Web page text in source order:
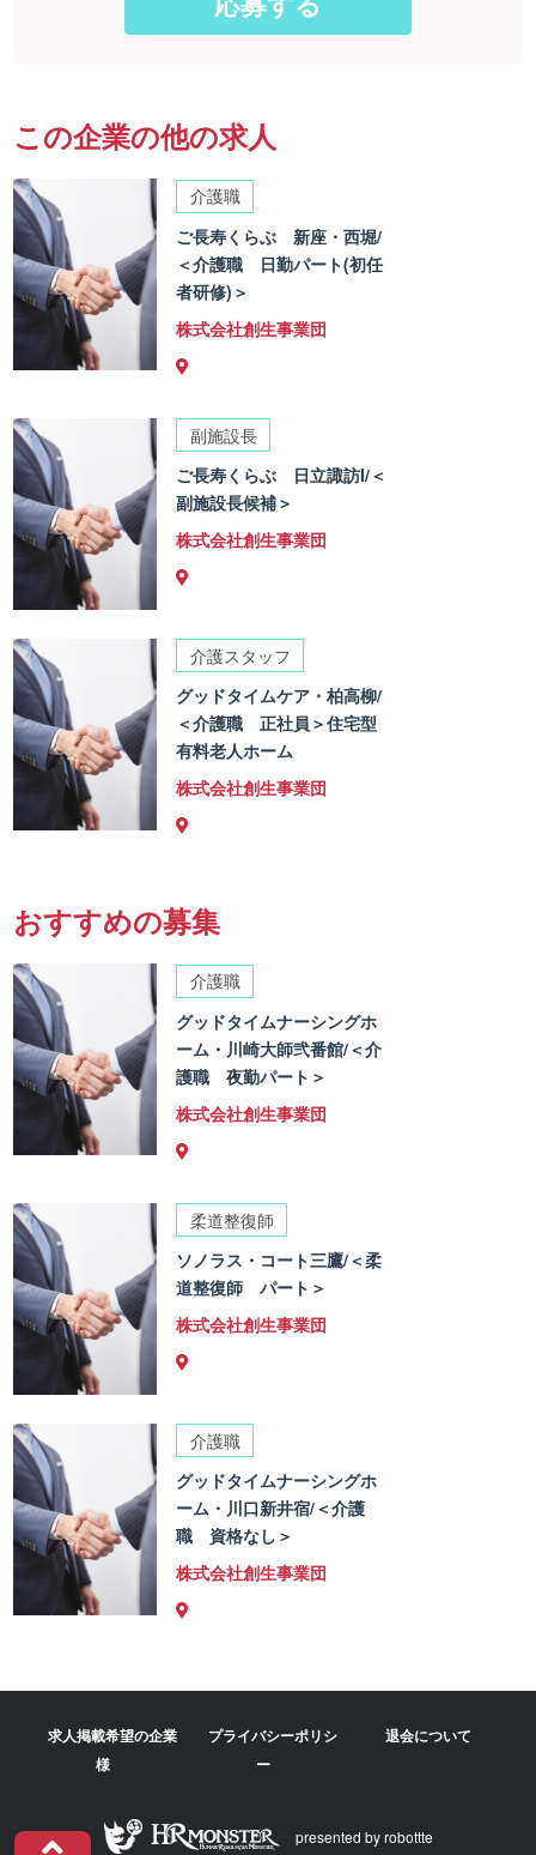
この企業の他の求人
介護職
ご長寿くらぶ 新座・西堀/
＜介護職 日勤パート(初任
者研修)＞
株式会社創生事業団
副施設長
ご長寿くらぶ 日立諏訪I/＜
副施設長候補＞
株式会社創生事業団
介護スタッフ
グッドタイムケア・柏高柳/
＜介護職 正社員＞住宅型
有料老人ホーム
株式会社創生事業団
おすすめの募集
介護職
グッドタイムナーシングホ
ーム・川崎大師弐番館/＜介
護職 夜勤パート＞
株式会社創生事業団
柔道整復師
ソノラス・コート三鷹/＜柔
道整復師 パート＞
株式会社創生事業団
介護職
グッドタイムナーシングホ
ーム・川口新井宿/＜介護
職 資格なし＞
株式会社創生事業団
求人掲載希望の企業
様
プライバシーポリシ
ー
退会について
presented by robottte